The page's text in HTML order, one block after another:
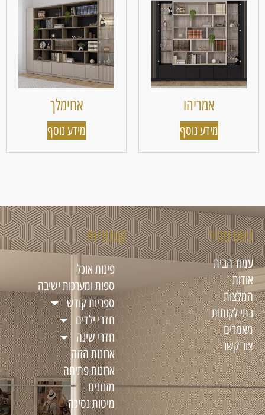
אמריהו
מידע נוסף
אחימלך
מידע נוסף
ניווט מהיר
עמוד הבית
אודות
המלצות
בתי לקוחות
מאמרים
צור קשר
קטגוריות
פינות אוכל
ספות ומערכות ישיבה
ספריות קודש
חדרי ילדים
חדרי שינה
ארונות הזזה
ארונות פתיחה
מזנונים
מיטות נסיכה